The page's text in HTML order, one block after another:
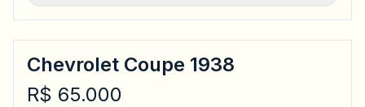
Chevrolet Coupe 1938
R$ 65.000